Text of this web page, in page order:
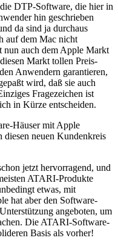
DTP-Software, die hier in
hin geschrieben
da sind ja durchaus
auf dem Mac nicht
nun auch dem Apple Markt
Markt tollen Preis-
Anwendern garantieren,
wird, daß sie auch
Fragezeichen ist
in Kürze entscheiden.
Häuser mit Apple
diesen neuen Kundenkreis
jetzt hervorragend, und
ATARI-Produkte
etwas, mit
hat aber den Software-
angeboten, um
Die ATARI-Software-
Basis als vorher!